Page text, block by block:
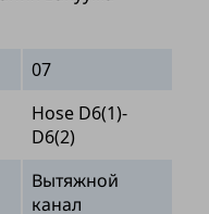
07
Hose D6(1)-
D6(2)
Вытяжной
канал